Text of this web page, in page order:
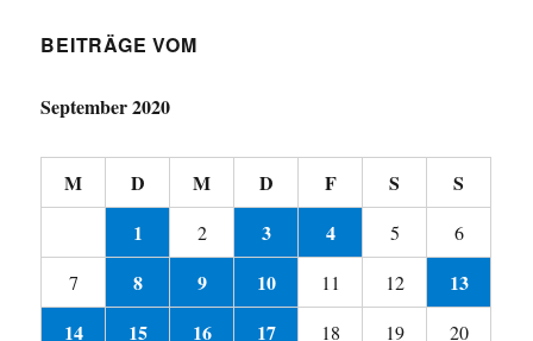
BEITRÄGE VOM
September 2020
M D M D F S
S
1
2 3 4 5
6
7
8 9 10 11 12
13
14
15 16 17 18 19
20